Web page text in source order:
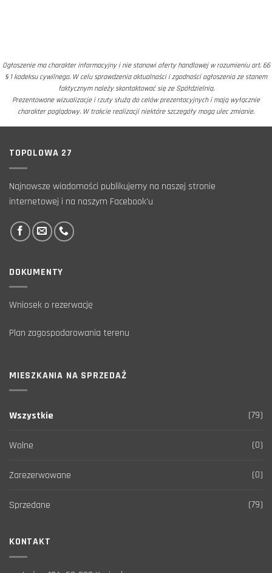
Ogłoszenie ma charakter informacyjny i nie stanowi oferty handlowej w rozumieniu art. 66
§ 1 kodeksu cywilnego. W celu sprawdzenia aktualności i zgodności ogłoszenia ze stanem
faktycznym należy skontaktować się ze Spółdzielnią.
Prezentowane wizualizacje i rzuty służą do celów prezentacyjnych i mają wyłącznie
charakter poglądowy. W trakcie realizacji niektóre szczegóły mogą ulec zmianie.
TOPOLOWA 27
Najnowsze wiadomości publikujemy na naszej stronie
internetowej i na naszym Facebook'u
DOKUMENTY
Wniosek o rezerwację
Plan zagospodarowania terenu
MIESZKANIA NA SPRZEDAŻ
Wszystkie (79)
Wolne (0)
Zarezerwowane (0)
Sprzedane (79)
KONTAKT